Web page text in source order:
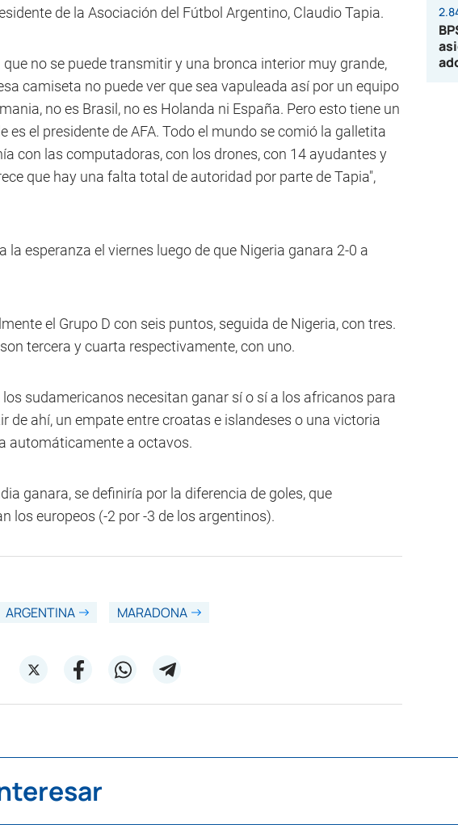
de la Asociación del Fútbol Argentino, Claudio Tapia.
no se puede transmitir y una bronca interior muy grande,
camiseta no puede ver que sea vapuleada así por un equipo
no es Brasil, no es Holanda ni España. Pero esto tiene un
es el presidente de AFA. Todo el mundo se comió la galletita
con las computadoras, con los drones, con 14 ayudantes y
que hay una falta total de autoridad por parte de Tapia",
la esperanza el viernes luego de que Nigeria ganara 2-0 a
el Grupo D con seis puntos, seguida de Nigeria, con tres.
tercera y cuarta respectivamente, con uno.
sudamericanos necesitan ganar sí o sí a los africanos para
de ahí, un empate entre croatas e islandeses o una victoria
automáticamente a octavos.
ganara, se definiría por la diferencia de goles, que
los europeos (-2 por -3 de los argentinos).
ARGENTINA MARADONA